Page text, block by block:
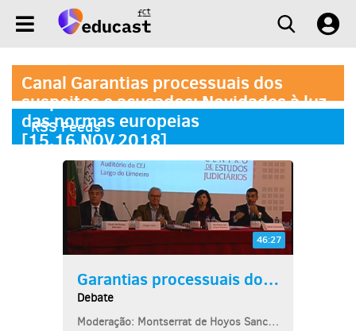
Canal Garantias processuais dos
suspeitos e acusados: Novidades à luz
das normas europeias
[15.16.NOV.2018]
RSS Feeds
46:27
Garantias processuais dos...
Debate
Moderação: Montserrat de Hoyos Sancho, Prof. Titular de Direito Processual da...